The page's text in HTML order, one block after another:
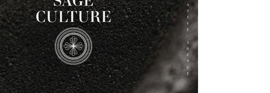
道合餐饮行业词SEO优化